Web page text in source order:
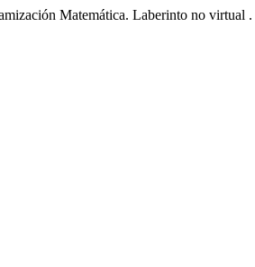
Matemática. Laberinto no virtual .